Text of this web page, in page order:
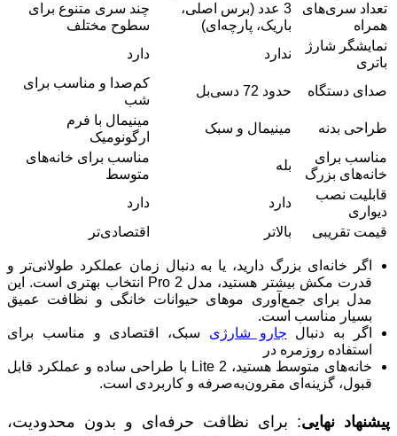
تعداد سری‌های
همراه
3 عدد (برس اصلی،
باریک، پارچه‌ای)
چند سری متنوع برای
سطوح مختلف
نمایشگر شارژ
باتری
ندارد دارد
صدای دستگاه حدود 72 دسی‌بل
کم‌صدا و مناسب برای
شب
طراحی بدنه
مینیمال و سبک
مینیمال با فرم
ارگونومیک
مناسب برای
خانه‌های بزرگ
بله
مناسب برای خانه‌های
متوسط
قابلیت نصب
دیواری
دارد
دارد
قیمت تقریبی
بالاتر اقتصادی‌تر
اگر خانه‌ای بزرگ دارید، یا به دنبال زمان عملکرد طولانی‌تر و
قدرت مکش بیشتر هستید، مدل 2 Pro انتخاب بهتری است. این
مدل برای جمع‌آوری موهای حیوانات خانگی و نظافت عمیق
بسیار مناسب است.
اگر به دنبال جارو شارژی سبک، اقتصادی و مناسب برای
استفاده روزمره در
خانه‌های متوسط هستید، 2 Lite با طراحی ساده و عملکرد قابل
قبول، گزینه‌ای مقرون‌به‌صرفه و کاربردی است.
پیشنهاد نهایی: برای نظافت حرفه‌ای و بدون محدودیت،